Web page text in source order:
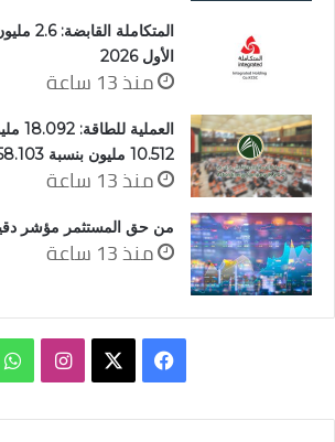
الأول 2026
منذ 13 ساعة
10.512 مليون بنسبة 58.103%
منذ 13 ساعة
من حق المستثمر مؤشر
منذ 13 ساعة
فيسبوك انستقرام